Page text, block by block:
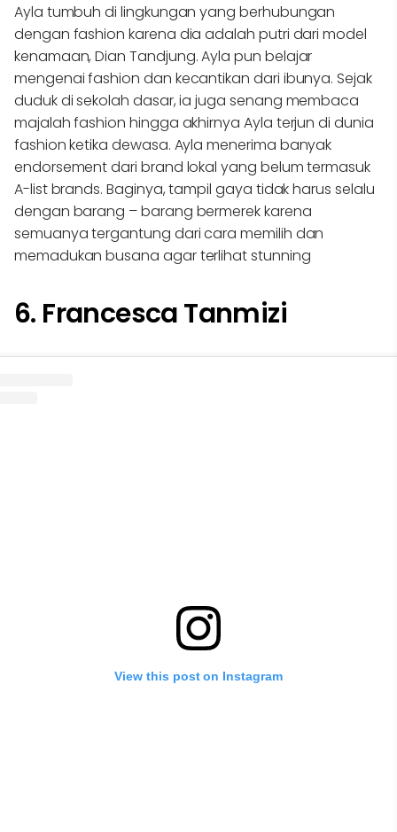
Ayla tumbuh di lingkungan yang berhubungan
dengan fashion karena dia adalah putri dari model
kenamaan, Dian Tandjung. Ayla pun belajar
mengenai fashion dan kecantikan dari ibunya. Sejak
duduk di sekolah dasar, ia juga senang membaca
majalah fashion hingga akhirnya Ayla terjun di dunia
fashion ketika dewasa. Ayla menerima banyak
endorsement dari brand lokal yang belum termasuk
A-list brands. Baginya, tampil gaya tidak harus selalu
dengan barang – barang bermerek karena
semuanya tergantung dari cara memilih dan
memadukan busana agar terlihat stunning
6. Francesca Tanmizi
View this post on Instagram